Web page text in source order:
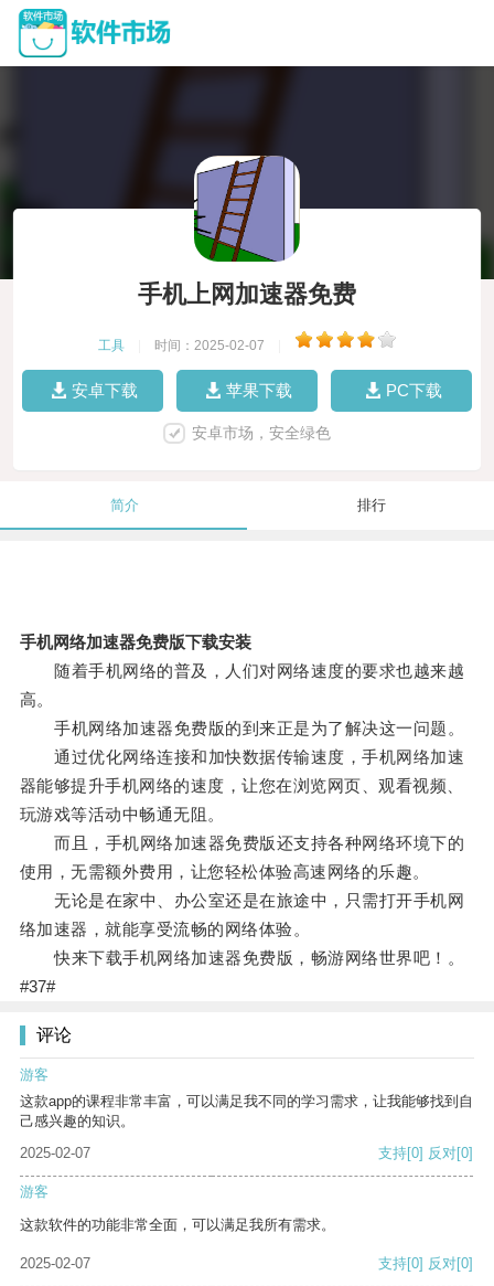
手机上网加速器免费
工具 时间：2025-02-07
安卓下载 苹果下载 PC下载
安卓市场，安全绿色
简介 排行
手机网络加速器免费版下载安装
随着手机网络的普及，人们对网络速度的要求也越来越
高。
手机网络加速器免费版的到来正是为了解决这一问题。
通过优化网络连接和加快数据传输速度，手机网络加速
器能够提升手机网络的速度，让您在浏览网页、观看视频、
玩游戏等活动中畅通无阻。
而且，手机网络加速器免费版还支持各种网络环境下的
使用，无需额外费用，让您轻松体验高速网络的乐趣。
无论是在家中、办公室还是在旅途中，只需打开手机网
络加速器，就能享受流畅的网络体验。
快来下载手机网络加速器免费版，畅游网络世界吧！。
#37#
评论
游客
这款app的课程非常丰富，可以满足我不同的学习需求，让我能够找到自
己感兴趣的知识。
2025-02-07
支持[0] 反对[0]
游客
这款软件的功能非常全面，可以满足我所有需求。
2025-02-07 支持[0] 反对[0]